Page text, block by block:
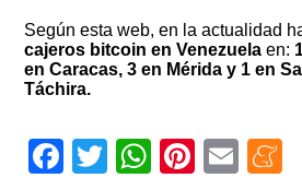
Según esta web, en la actualidad
cajeros bitcoin en Venezuela en:
en Caracas, 3 en Mérida y 1 en
Táchira.
Facebook
Twitter
WhatsApp